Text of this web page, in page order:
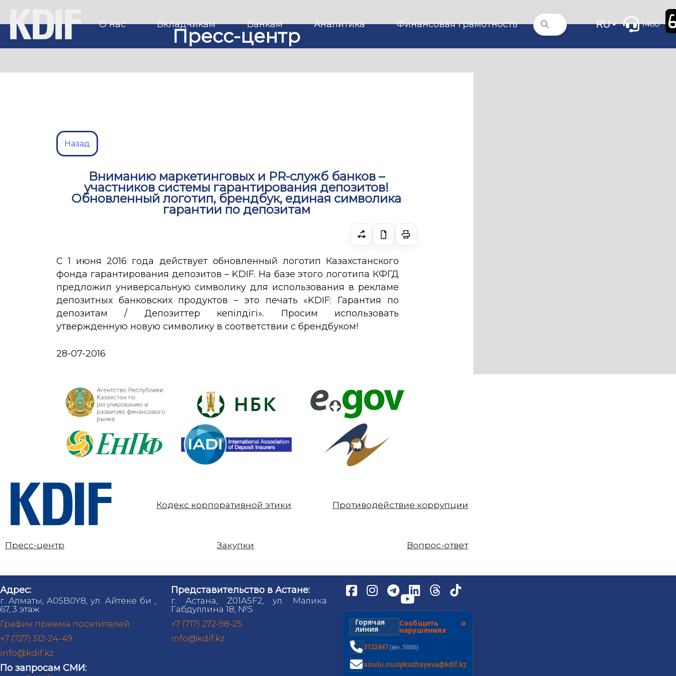
О нас Вкладчикам Банкам Аналитика Финансовая грамотность 1460
Пресс-центр
Назад
Вниманию маркетинговых и PR-служб банков –
участников системы гарантирования депозитов!
Обновленный логотип, брендбук, единая символика
гарантии по депозитам
С 1 июня 2016 года действует обновленный логотип Казахстанского
фонда гарантирования депозитов – KDIF. На базе этого логотипа КФГД
предложил универсальную символику для использования в рекламе
депозитных банковских продуктов – это печать «KDIF: Гарантия по
депозитам / Депозиттер кепілдігі». Просим использовать
утвержденную новую символику в соответствии с брендбуком!
28-07-2016
Кодекс корпоративной этики Противодействие коррупции
Пресс-центр Закупки Вопрос-ответ
Адрес:
г. Алматы, A05B0Y8, ул. Айтеке би ,
67, 3 этаж
График приема посетителей
+7 (727) 312-24-49
info@kdif.kz
По запросам СМИ:
Представительство в Астане:
г. Астана, Z01A5F2, ул. Малика
Габдуллина 18, №5
+7 (717) 272-98-25
info@kdif.kz
Горячая
линия
Сообщить о
нарушениях
3122447(вн. 5866)
aisulu.nusipkozhayeva@kdif.kz